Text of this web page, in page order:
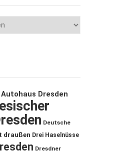
Autohaus Dresden
Deutsche
draußen Drei Haselnüsse
Dresdner